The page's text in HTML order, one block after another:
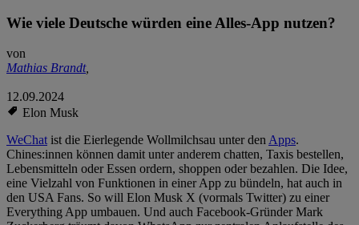
Wie viele Deutsche würden eine Alles-App nutzen?
von
Mathias Brandt,
12.09.2024
Elon Musk
WeChatist die Eierlegende Wollmilchsau unter denApps.
Chines:innen können damit unter anderem chatten, Taxis bestellen,
Lebensmitteln oder Essen ordern, shoppen oder bezahlen. Die Idee,
eine Vielzahl von Funktionen in einer App zu bündeln, hat auch in
den USA Fans. So will Elon Musk X (vormals Twitter) zu einer
Everything App umbauen. Und auch Facebook-Gründer Mark